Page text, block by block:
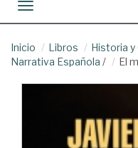
Toggle navigation
Inicio Libros Historia y
Narrativa Española / El